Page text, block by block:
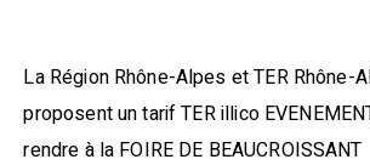
La Région Rhône-Alpes et TER Rhône-
proposent un tarif TER illico
rendre à la FOIRE DE BEAUCROISSANT